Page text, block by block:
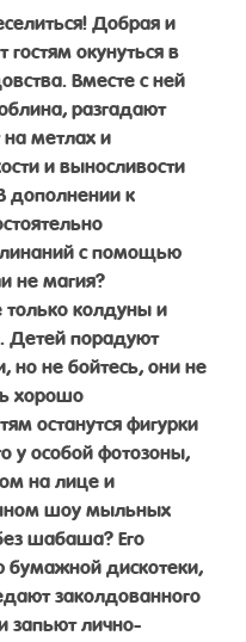
Добрая и
окунуться в
Вместе с ней
разгадают
метлах и
и выносливости
дополнении к
с помощью
не магия?
колдуны и
Детей порадуют
не бойтесь, они не
хорошо
останутся фигурки
у особой фотозоны,
на лице и
шоу мыльных
шабаша? Его
бумажной дискотеки,
заколдованного
запьют лично-